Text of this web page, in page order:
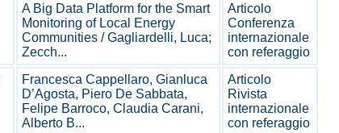
A Big Data Platform for the Smart
Monitoring of Local Energy
Communities / Gagliardelli, Luca;
Zecch...
Articolo
Conferenza
internazionale
con referaggio
Francesca Cappellaro, Gianluca
D’Agosta, Piero De Sabbata,
Felipe Barroco, Claudia Carani,
Alberto B...
Articolo
Rivista
internazionale
con referaggio